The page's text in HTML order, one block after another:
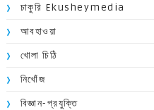
চাকুরি Ekusheymedia
আবহাওয়া
খোলা চিঠি
নিখোঁজ
বিজ্ঞান-প্রযুক্তি